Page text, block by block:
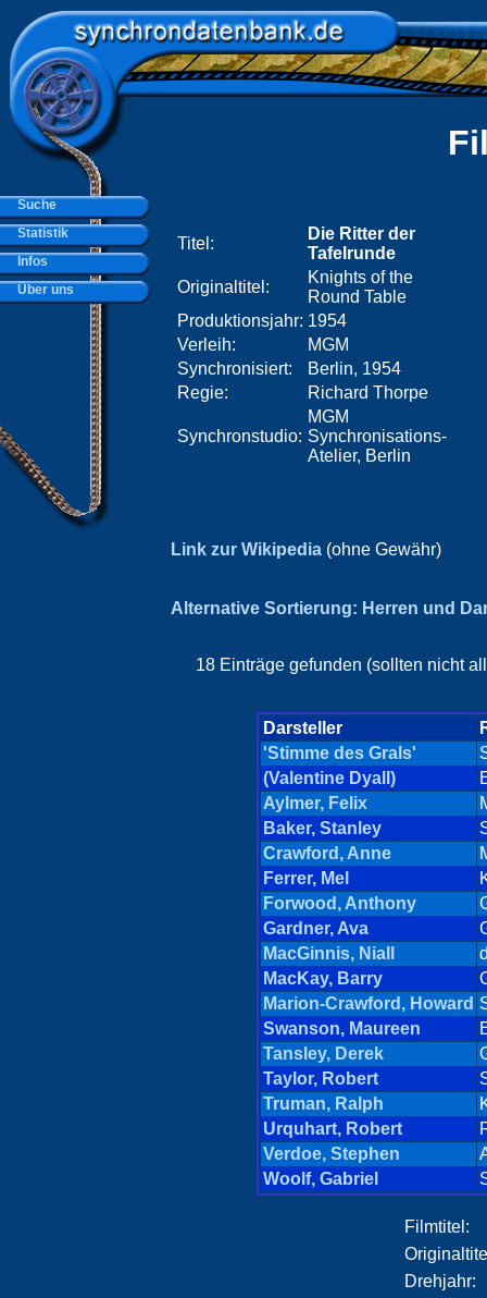
Titel:
Die Ritter der
Tafelrunde
Originaltitel:
Knights of the
Round Table
Produktionsjahr: 1954
Verleih:
MGM
Synchronisiert:
Berlin, 1954
Regie:
Richard Thorpe
Synchronstudio:
MGM
Synchronisations-
Atelier, Berlin
Link zur Wikipedia (ohne Gewähr)
Alternative Sortierung: Herren und
18 Einträge gefunden (sollten nicht
Darsteller
'Stimme des Grals'
(Valentine Dyall)
Aylmer, Felix
Baker, Stanley
Crawford, Anne
Ferrer, Mel
Forwood, Anthony
Gardner, Ava
MacGinnis, Niall
MacKay, Barry
Marion-Crawford, Howard
Swanson, Maureen
Tansley, Derek
Taylor, Robert
Truman, Ralph
Urquhart, Robert
Verdoe, Stephen
Woolf, Gabriel
Filmtitel:
Drehjahr:
Suche
Statistik
Infos
Über uns